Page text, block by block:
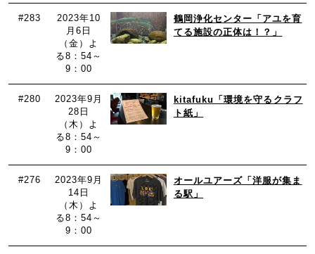
#283
2023年10
月6日
（金）よ
る8：54～
9：00
鶴岡浄化センター「アユを育
てる施設の正体は！？」
#280
2023年9月
28日
（木）よ
る8：54～
9：00
kitafuku「環境を守るクラフ
ト紙」
#276
2023年9月
14日
（木）よ
る8：54～
9：00
オールユアーズ「洋服が集ま
る駅」